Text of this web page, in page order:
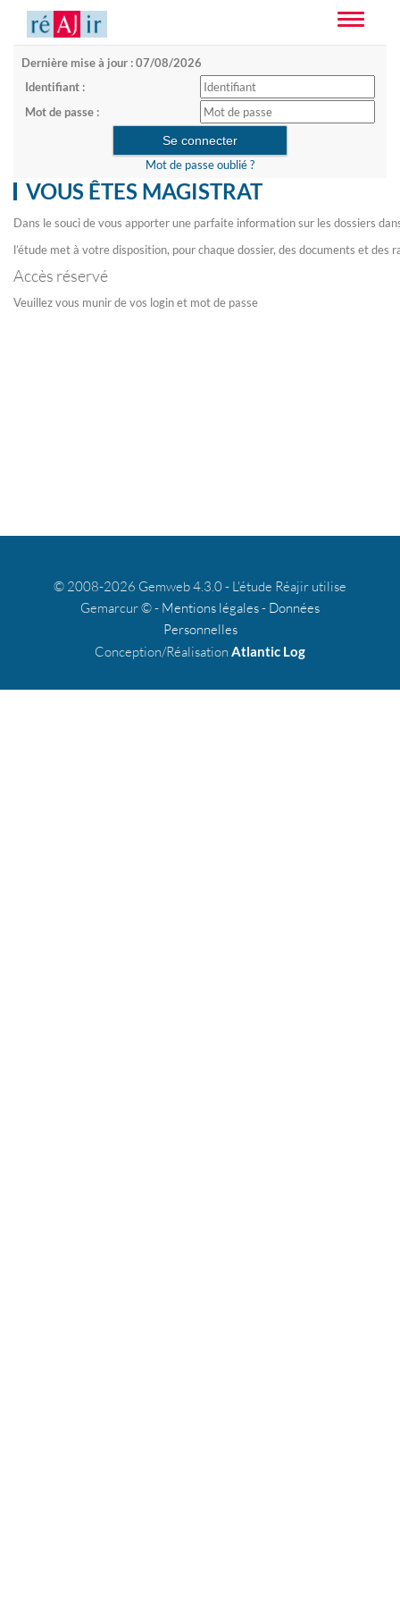
Toggle
Dernière mise à jour : 07/08/2026
Identifiant :
Mot de passe :
Mot de passe oublié ?
VOUS ÊTES MAGISTRAT
Dans le souci de vous apporter une parfaite information sur les dossiers
l’étude met à votre disposition, pour chaque dossier, des documents et des
Accès réservé
Veuillez vous munir de vos login et mot de passe
© 2008-2026 Gemweb 4.3.0 - L'étude Réajir utilise
Gemarcur © - Mentions légales- Données
Personnelles
Conception/Réalisation Atlantic Log